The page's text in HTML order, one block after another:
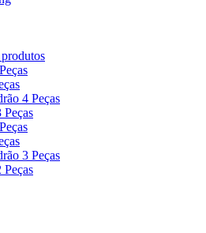
4 Peças
Peças
3 Peças
Peças